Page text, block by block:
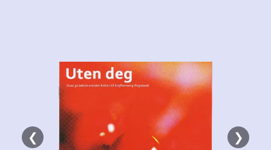
❮ ❯